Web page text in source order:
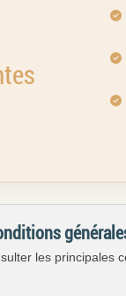
les principales